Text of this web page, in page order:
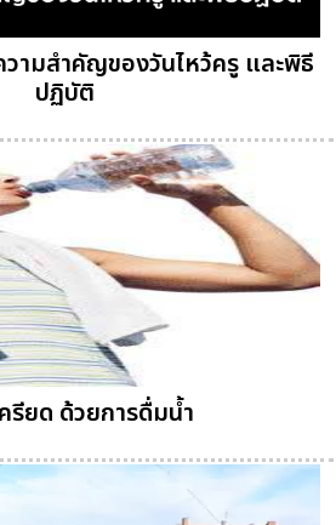
ามสำคัญของวันไหว้ครู และพิธี
ปฏิบัติ
รียด ด้วยการดื่มน้ำ